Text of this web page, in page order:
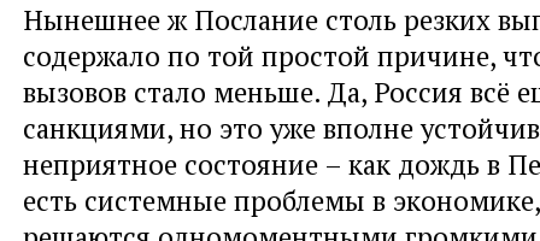
Нынешнее ж Послание столь резких
содержало по той простой причине,
вызовов стало меньше. Да, Россия всё
санкциями, но это уже вполне
неприятное состояние – как дождь в
есть системные проблемы в